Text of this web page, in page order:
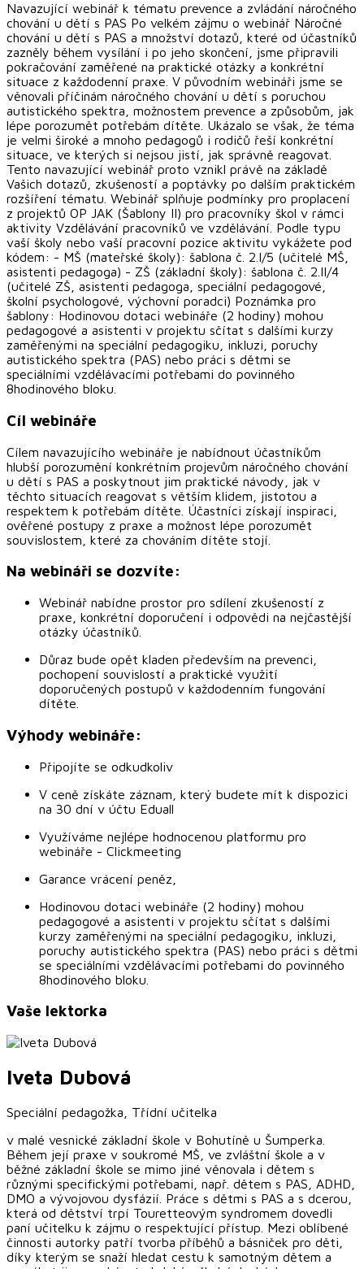
Navazující webinář k tématu prevence a zvládání náročného
chování u dětí s PAS Po velkém zájmu o webinář Náročné
chování u dětí s PAS a množství dotazů, které od účastníků
zazněly během vysílání i po jeho skončení, jsme připravili
pokračování zaměřené na praktické otázky a konkrétní
situace z každodenní praxe. V původním webináři jsme se
věnovali příčinám náročného chování u dětí s poruchou
autistického spektra, možnostem prevence a způsobům, jak
lépe porozumět potřebám dítěte. Ukázalo se však, že téma
je velmi široké a mnoho pedagogů i rodičů řeší konkrétní
situace, ve kterých si nejsou jistí, jak správně reagovat.
Tento navazující webinář proto vznikl právě na základě
Vašich dotazů, zkušeností a poptávky po dalším praktickém
rozšíření tématu. Webinář splňuje podmínky pro proplacení
z projektů OP JAK (Šablony II) pro pracovníky škol v rámci
aktivity Vzdělávání pracovníků ve vzdělávání. Podle typu
vaší školy nebo vaší pracovní pozice aktivitu vykážete pod
kódem: - MŠ (mateřské školy): šablona č. 2.I/5 (učitelé MŠ,
asistenti pedagoga) - ZŠ (základní školy): šablona č. 2.II/4
(učitelé ZŠ, asistenti pedagoga, speciální pedagogové,
školní psychologové, výchovní poradci) Poznámka pro
šablony: Hodinovou dotaci webináře (2 hodiny) mohou
pedagogové a asistenti v projektu sčítat s dalšími kurzy
zaměřenými na speciální pedagogiku, inkluzi, poruchy
autistického spektra (PAS) nebo práci s dětmi se
speciálními vzdělávacími potřebami do povinného
8hodinového bloku.
Cíl webináře
Cílem navazujícího webináře je nabídnout účastníkům
hlubší porozumění konkrétním projevům náročného chování
u dětí s PAS a poskytnout jim praktické návody, jak v
těchto situacích reagovat s větším klidem, jistotou a
respektem k potřebám dítěte. Účastníci získají inspiraci,
ověřené postupy z praxe a možnost lépe porozumět
souvislostem, které za chováním dítěte stojí.
Na webináři se dozvíte:
Webinář nabídne prostor pro sdílení zkušeností z
praxe, konkrétní doporučení i odpovědi na nejčastější
otázky účastníků.
Důraz bude opět kladen především na prevenci,
pochopení souvislostí a praktické využití
doporučených postupů v každodenním fungování
dítěte.
Výhody webináře:
Připojíte se odkudkoliv
V ceně získáte záznam, který budete mít k dispozici
na 30 dní v účtu Eduall
Využíváme nejlépe hodnocenou platformu pro
webináře - Clickmeeting
Garance vrácení peněz,
Hodinovou dotaci webináře (2 hodiny) mohou
pedagogové a asistenti v projektu sčítat s dalšími
kurzy zaměřenými na speciální pedagogiku, inkluzi,
poruchy autistického spektra (PAS) nebo práci s dětmi
se speciálními vzdělávacími potřebami do povinného
8hodinového bloku.
Vaše lektorka
Iveta Dubová
Speciální pedagožka, Třídní učitelka
v malé vesnické základní škole v Bohutíně u Šumperka.
Během její praxe v soukromé MŠ, ve zvláštní škole a v
běžné základní škole se mimo jiné věnovala i dětem s
různými specifickými potřebami, např. dětem s PAS, ADHD,
DMO a vývojovou dysfázií. Práce s dětmi s PAS a s dcerou,
která od dětství trpí Touretteovým syndromem dovedli
paní učitelku k zájmu o respektující přístup. Mezi oblíbené
činnosti autorky patří tvorba příběhů a básniček pro děti,
díky kterým se snaží hledat cestu k samotným dětem a